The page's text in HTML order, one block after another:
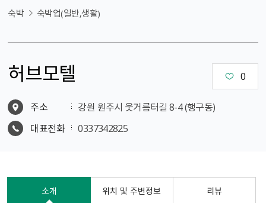
숙박 숙박업(일반,생활)
허브모텔 0
주소
강원 원주시 웃거름터길 8-4 (행구동)
대표전화
0337342825
소개 위치 및 주변정보 리뷰